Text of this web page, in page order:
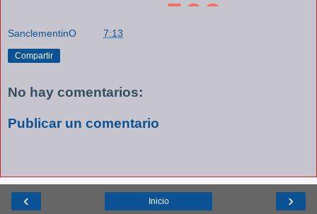
SanclementinO 7:13
Compartir
No hay comentarios:
Publicar un comentario
‹ ›
Inicio